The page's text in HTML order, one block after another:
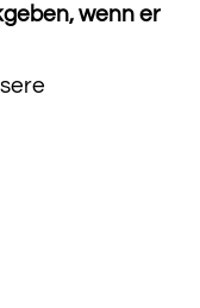
wenn er